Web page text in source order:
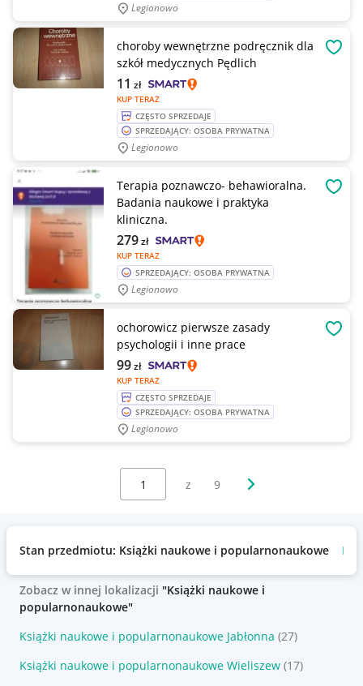
Legionowo
choroby wewnętrzne podręcznik dla
szkół medycznych Pędlich
KUP TERAZ
11 zł
CZĘSTO SPRZEDAJE
SPRZEDAJĄCY: OSOBA PRYWATNA
Legionowo
Terapia poznawczo- behawioralna.
Badania naukowe i praktyka
kliniczna.
KUP TERAZ
279zł
SPRZEDAJĄCY: OSOBA PRYWATNA
Legionowo
ochorowicz pierwsze zasady
psychologii i inne prace
KUP TERAZ
99zł
CZĘSTO SPRZEDAJE
SPRZEDAJĄCY: OSOBA PRYWATNA
Legionowo
Wybierz stronę:
z 9 Następna strona
Stan przedmiotu: Książki naukowe i popularnonaukowe
Zobacz w innej lokalizacji "Książki naukowe i
popularnonaukowe"
Książki naukowe i popularnonaukowe Jabłonna (27)
Książki naukowe i popularnonaukowe Wieliszew (17)